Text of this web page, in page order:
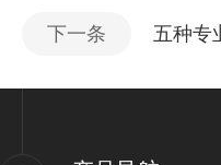
下一条 五种专